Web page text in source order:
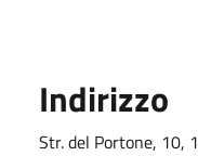
Indirizzo
Str. del Portone, 10,